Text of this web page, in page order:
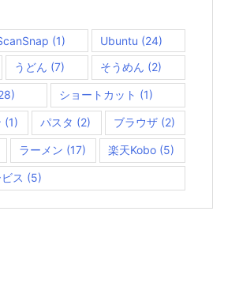
(1) Ubuntu (24)
うどん (7) そうめん (2)
ショートカット (1)
(1) パスタ (2) ブラウザ(2)
ラーメン (17) 楽天Kobo (5)
ス (5)